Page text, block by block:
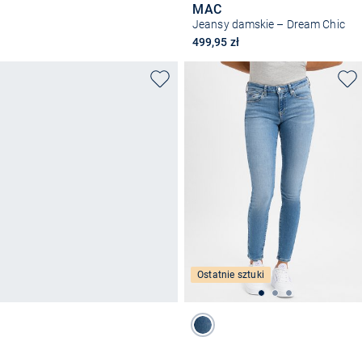
MAC
Jeansy damskie – Dream Chic
499,95 zł
Ostatnie sztuki